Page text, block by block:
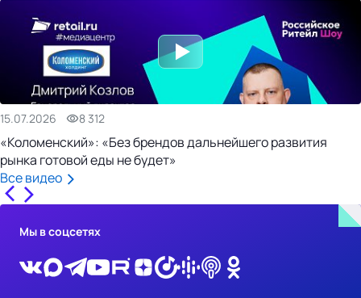
15.07.2026 8 312
«Коломенский»: «Без брендов дальнейшего развития
рынка готовой еды не будет»
Все видео
Мы в соцсетях